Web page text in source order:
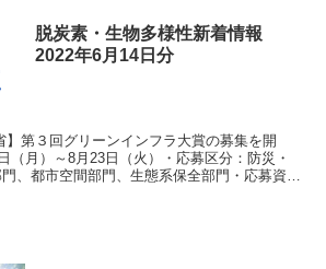
脱炭素・生物多様性新着情報
2022年6月14日分
（月）～8月23日（火）・応募区分：防災・
、都市空間部門、生態系保全部門・応募資